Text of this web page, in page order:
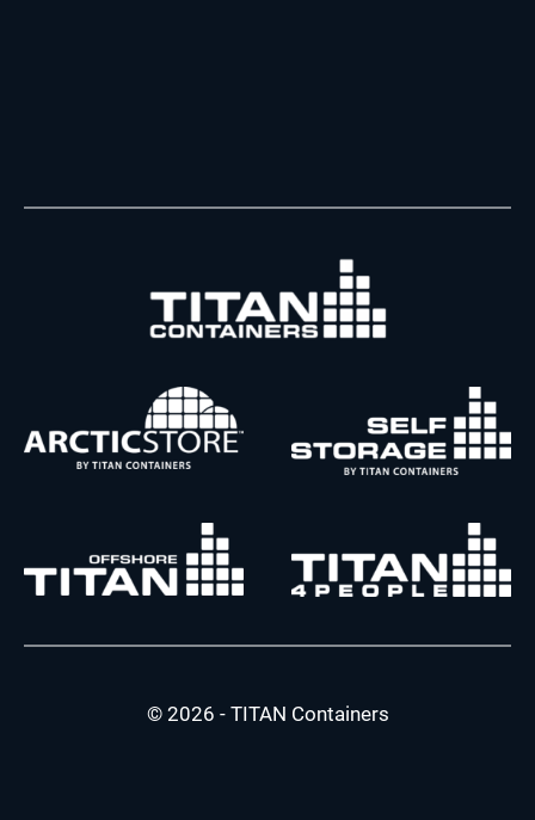
© 2026 - TITAN Containers